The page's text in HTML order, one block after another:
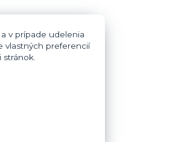
v prípade udelenia
vlastných preferencií